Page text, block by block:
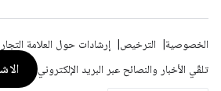
الخصوصية الترخيص إرشادات حول العلامة
تلقّي الأخبار والنصائح عبر البريد الإلكتروني